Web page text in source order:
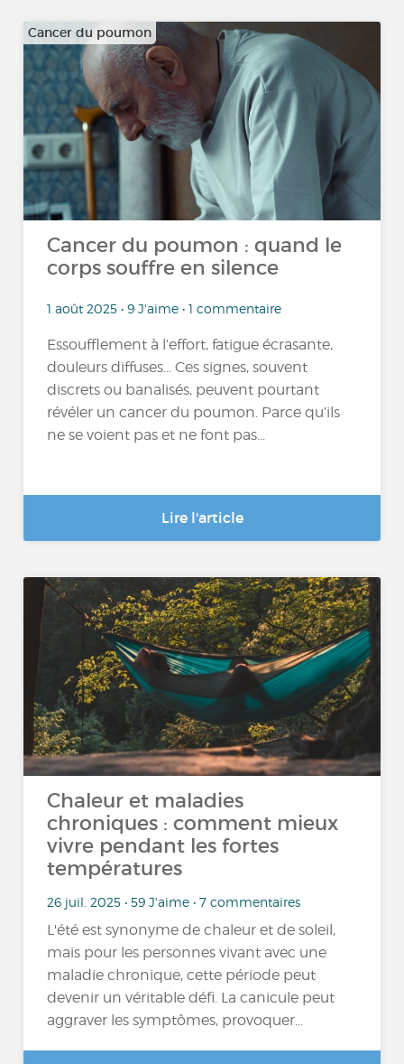
Cancer du poumon
Cancer du poumon : quand le
corps souffre en silence
1 août 2025 • 9 J'aime • 1 commentaire
Essoufflement à l’effort, fatigue écrasante,
douleurs diffuses... Ces signes, souvent
discrets ou banalisés, peuvent pourtant
révéler un cancer du poumon. Parce qu’ils
ne se voient pas et ne font pas...
Lire l'article
Chaleur et maladies
chroniques : comment mieux
vivre pendant les fortes
températures
26 juil. 2025 • 59 J'aime • 7 commentaires
L'été est synonyme de chaleur et de soleil,
mais pour les personnes vivant avec une
maladie chronique, cette période peut
devenir un véritable défi. La canicule peut
aggraver les symptômes, provoquer...